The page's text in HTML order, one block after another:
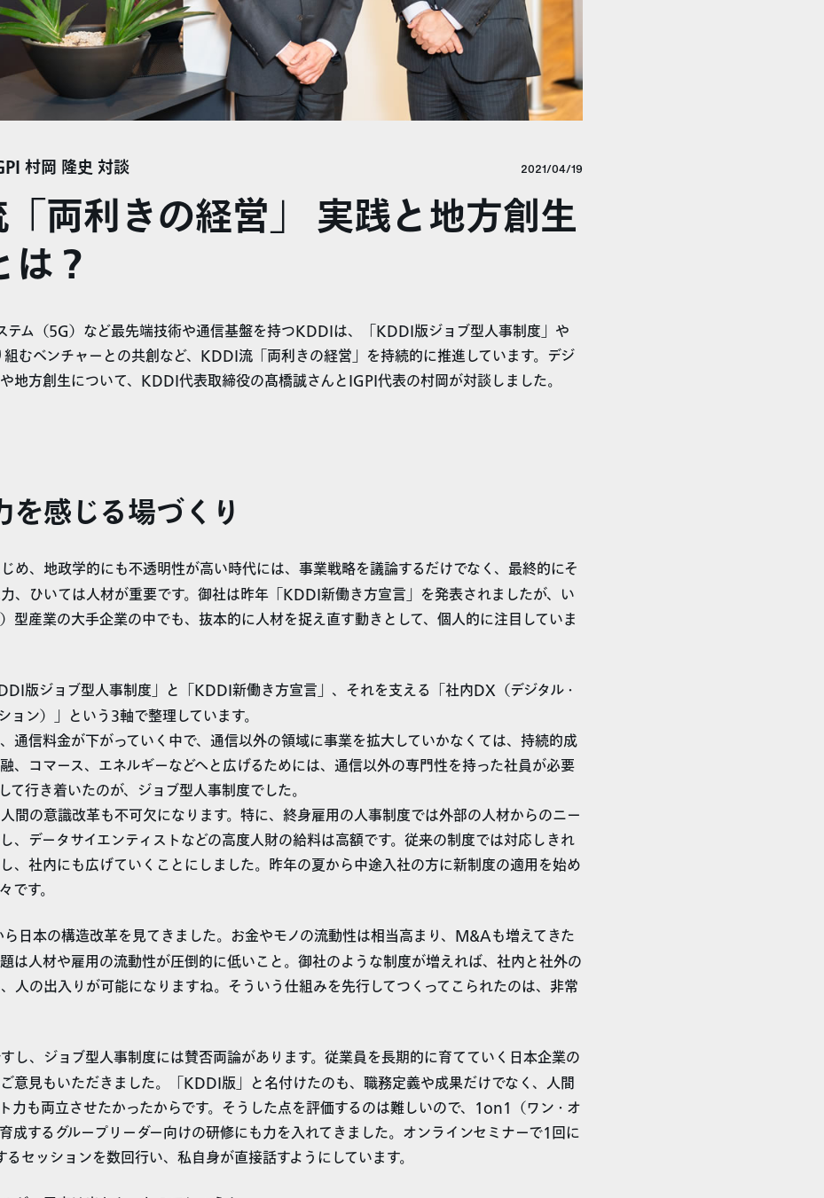
村岡 隆史 対談 2021/04/19
両利きの経営」 実践と地方創生
は？
テム（5G）など最先端技術や通信基盤を持つKDDIは、「KDDI版ジョブ型人事制度」や
むベンチャーとの共創など、KDDI流「両利きの経営」を持続的に推進しています。デジ
地方創生について、KDDI代表取締役の髙橋誠さんとIGPI代表の村岡が対談しました。
を感じる場づくり
め、地政学的にも不透明性が高い時代には、事業戦略を議論するだけでなく、最終的にそ
、ひいては人材が重要です。御社は昨年「KDDI新働き方宣言」を発表されましたが、い
型産業の大手企業の中でも、抜本的に人材を捉え直す動きとして、個人的に注目していま
版ジョブ型人事制度」と「KDDI新働き方宣言」、それを支える「社内DX（デジタル・
ョン）」という3軸で整理しています。
通信料金が下がっていく中で、通信以外の領域に事業を拡大していかなくては、持続的成
、コマース、エネルギーなどへと広げるためには、通信以外の専門性を持った社員が必要
て行き着いたのが、ジョブ型人事制度でした。
間の意識改革も不可欠になります。特に、終身雇用の人事制度では外部の人材からのニー
、データサイエンティストなどの高度人財の給料は高額です。従来の制度では対応しきれ
、社内にも広げていくことにしました。昨年の夏から中途入社の方に新制度の適用を始め
です。
日本の構造改革を見てきました。お金やモノの流動性は相当高まり、M&Aも増えてきた
は人材や雇用の流動性が圧倒的に低いこと。御社のような制度が増えれば、社内と社外の
人の出入りが可能になりますね。そういう仕組みを先行してつくってこられたのは、非常
し、ジョブ型人事制度には賛否両論があります。従業員を長期的に育てていく日本企業の
意見もいただきました。「KDDI版」と名付けたのも、職務定義や成果だけでなく、人間
力も両立させたかったからです。そうした点を評価するのは難しいので、1on1（ワン・オ
成するグループリーダー向けの研修にも力を入れてきました。オンラインセミナーで1回に
セッションを数回行い、私自身が直接話すようにしています。